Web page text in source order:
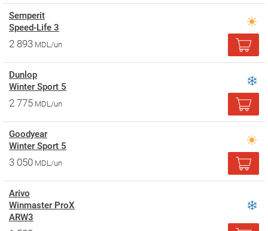
Semperit
Speed-Life 3
2 893 MDL/un
Dunlop
Winter Sport 5
2 775 MDL/un
Goodyear
Winter Sport 5
3 050 MDL/un
Arivo
Winmaster ProX
ARW3